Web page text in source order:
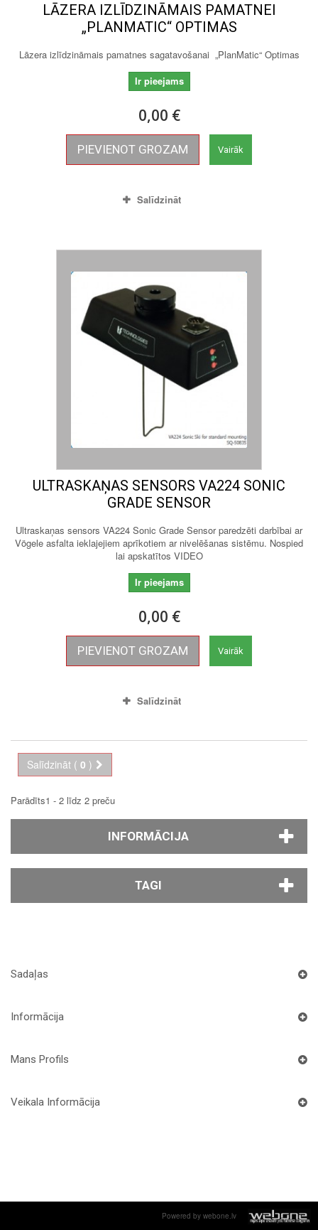
LĀZERA IZLĪDZINĀMAIS PAMATNEI
„PLANMATIC“ OPTIMAS
Lāzera izlīdzināmais pamatnes sagatavošanai „PlanMatic“ Optimas
Ir pieejams
0,00 €
PIEVIENOT GROZAM Vairāk
Salīdzināt
ULTRASKAŅAS SENSORS VA224 SONIC
GRADE SENSOR
Ultraskaņas sensors VA224 Sonic Grade Sensor paredzēti darbībai ar
Vögele asfalta ieklajejiem aprīkotiem ar nivelēšanas sistēmu. Nospied
lai apskatītos VIDEO
Ir pieejams
0,00 €
PIEVIENOT GROZAM Vairāk
Salīdzināt
Salīdzināt ( 0 )
Parādīts1 - 2 līdz 2 preču
INFORMĀCIJA
TAGI
Sadaļas
Informācija
Mans Profils
Veikala Informācija
Powered by webone.lv